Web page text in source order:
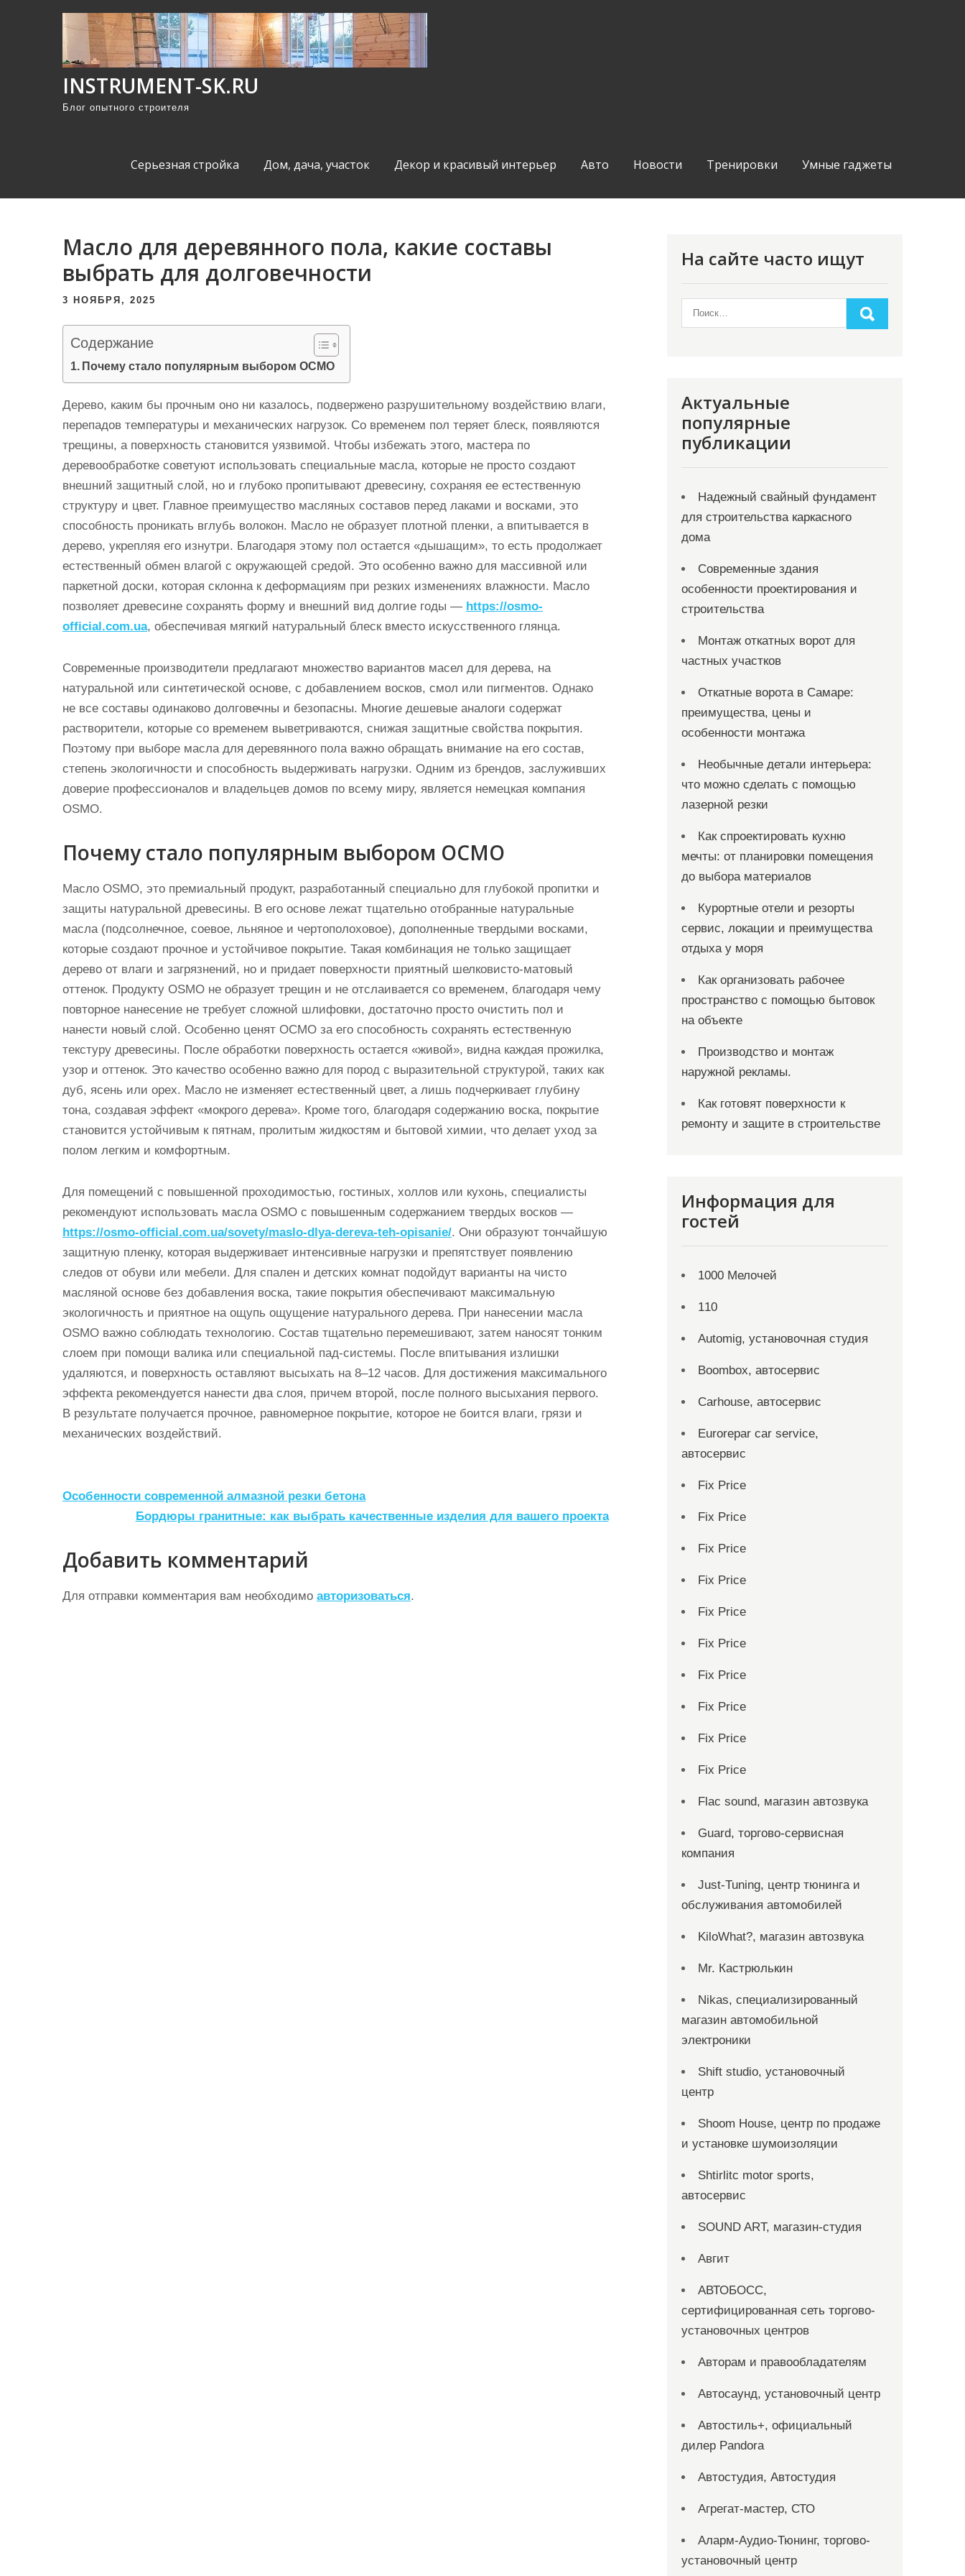
INSTRUMENT-SK.RU
Блог опытного строителя
Серьезная стройка Дом, дача, участок Декор и красивый интерьер Авто Новости Тренировки Умные гаджеты
Масло для деревянного пола, какие составы
выбрать для долговечности
3 НОЯБРЯ, 2025
Содержание
Почему стало популярным выбором ОСМО
Дерево, каким бы прочным оно ни казалось, подвержено разрушительному воздействию влаги,
перепадов температуры и механических нагрузок. Со временем пол теряет блеск, появляются
трещины, а поверхность становится уязвимой. Чтобы избежать этого, мастера по
деревообработке советуют использовать специальные масла, которые не просто создают
внешний защитный слой, но и глубоко пропитывают древесину, сохраняя ее естественную
структуру и цвет. Главное преимущество масляных составов перед лаками и восками, это
способность проникать вглубь волокон. Масло не образует плотной пленки, а впитывается в
дерево, укрепляя его изнутри. Благодаря этому пол остается «дышащим», то есть продолжает
естественный обмен влагой с окружающей средой. Это особенно важно для массивной или
паркетной доски, которая склонна к деформациям при резких изменениях влажности. Масло
позволяет древесине сохранять форму и внешний вид долгие годы — https://osmo-
official.com.ua, обеспечивая мягкий натуральный блеск вместо искусственного глянца.
Современные производители предлагают множество вариантов масел для дерева, на
натуральной или синтетической основе, с добавлением восков, смол или пигментов. Однако
не все составы одинаково долговечны и безопасны. Многие дешевые аналоги содержат
растворители, которые со временем выветриваются, снижая защитные свойства покрытия.
Поэтому при выборе масла для деревянного пола важно обращать внимание на его состав,
степень экологичности и способность выдерживать нагрузки. Одним из брендов, заслуживших
доверие профессионалов и владельцев домов по всему миру, является немецкая компания
OSMO.
Почему стало популярным выбором ОСМО
Масло OSMO, это премиальный продукт, разработанный специально для глубокой пропитки и
защиты натуральной древесины. В его основе лежат тщательно отобранные натуральные
масла (подсолнечное, соевое, льняное и чертополоховое), дополненные твердыми восками,
которые создают прочное и устойчивое покрытие. Такая комбинация не только защищает
дерево от влаги и загрязнений, но и придает поверхности приятный шелковисто-матовый
оттенок. Продукту OSMO не образует трещин и не отслаивается со временем, благодаря чему
повторное нанесение не требует сложной шлифовки, достаточно просто очистить пол и
нанести новый слой. Особенно ценят ОСМО за его способность сохранять естественную
текстуру древесины. После обработки поверхность остается «живой», видна каждая прожилка,
узор и оттенок. Это качество особенно важно для пород с выразительной структурой, таких как
дуб, ясень или орех. Масло не изменяет естественный цвет, а лишь подчеркивает глубину
тона, создавая эффект «мокрого дерева». Кроме того, благодаря содержанию воска, покрытие
становится устойчивым к пятнам, пролитым жидкостям и бытовой химии, что делает уход за
полом легким и комфортным.
Для помещений с повышенной проходимостью, гостиных, холлов или кухонь, специалисты
рекомендуют использовать масла OSMO с повышенным содержанием твердых восков —
https://osmo-official.com.ua/sovety/maslo-dlya-dereva-teh-opisanie/. Они образуют тончайшую
защитную пленку, которая выдерживает интенсивные нагрузки и препятствует появлению
следов от обуви или мебели. Для спален и детских комнат подойдут варианты на чисто
масляной основе без добавления воска, такие покрытия обеспечивают максимальную
экологичность и приятное на ощупь ощущение натурального дерева. При нанесении масла
OSMO важно соблюдать технологию. Состав тщательно перемешивают, затем наносят тонким
слоем при помощи валика или специальной пад-системы. После впитывания излишки
удаляются, и поверхность оставляют высыхать на 8–12 часов. Для достижения максимального
эффекта рекомендуется нанести два слоя, причем второй, после полного высыхания первого.
В результате получается прочное, равномерное покрытие, которое не боится влаги, грязи и
механических воздействий.
Н
в
и
г
Особенности современной алмазной резки бетона
Бордюры гранитные: как выбрать качественные изделия для вашего проекта
Добавить комментарий
Для отправки комментария вам необходимо авторизоваться.
На сайте часто ищут
Актуальные
популярные
публикации
Надежный свайный фундамент
для строительства каркасного
дома
Современные здания
особенности проектирования и
строительства
Монтаж откатных ворот для
частных участков
Откатные ворота в Самаре:
преимущества, цены и
особенности монтажа
Необычные детали интерьера:
что можно сделать с помощью
лазерной резки
Как спроектировать кухню
мечты: от планировки помещения
до выбора материалов
Курортные отели и резорты
сервис, локации и преимущества
отдыха у моря
Как организовать рабочее
пространство с помощью бытовок
на объекте
Производство и монтаж
наружной рекламы.
Как готовят поверхности к
ремонту и защите в строительстве
Информация для
гостей
1000 Мелочей
110
Automig, установочная студия
Boombox, автосервис
Carhouse, автосервис
Eurorepar car service,
автосервис
Fix Price
Fix Price
Fix Price
Fix Price
Fix Price
Fix Price
Fix Price
Fix Price
Fix Price
Fix Price
Flac sound, магазин автозвука
Guard, торгово-сервисная
компания
Just-Tuning, центр тюнинга и
обслуживания автомобилей
KiloWhat?, магазин автозвука
Mr. Кастрюлькин
Nikas, специализированный
магазин автомобильной
электроники
Shift studio, установочный
центр
Shoom House, центр по продаже
и установке шумоизоляции
Shtirlitc motor sports,
автосервис
SOUND ART, магазин-студия
Авгит
АВТОБОСС,
сертифицированная сеть торгово-
установочных центров
Авторам и правообладателям
Автосаунд, установочный центр
Автостиль+, официальный
дилер Pandora
Автостудия, Автостудия
Агрегат-мастер, СТО
Аларм-Аудио-Тюнинг, торгово-
установочный центр